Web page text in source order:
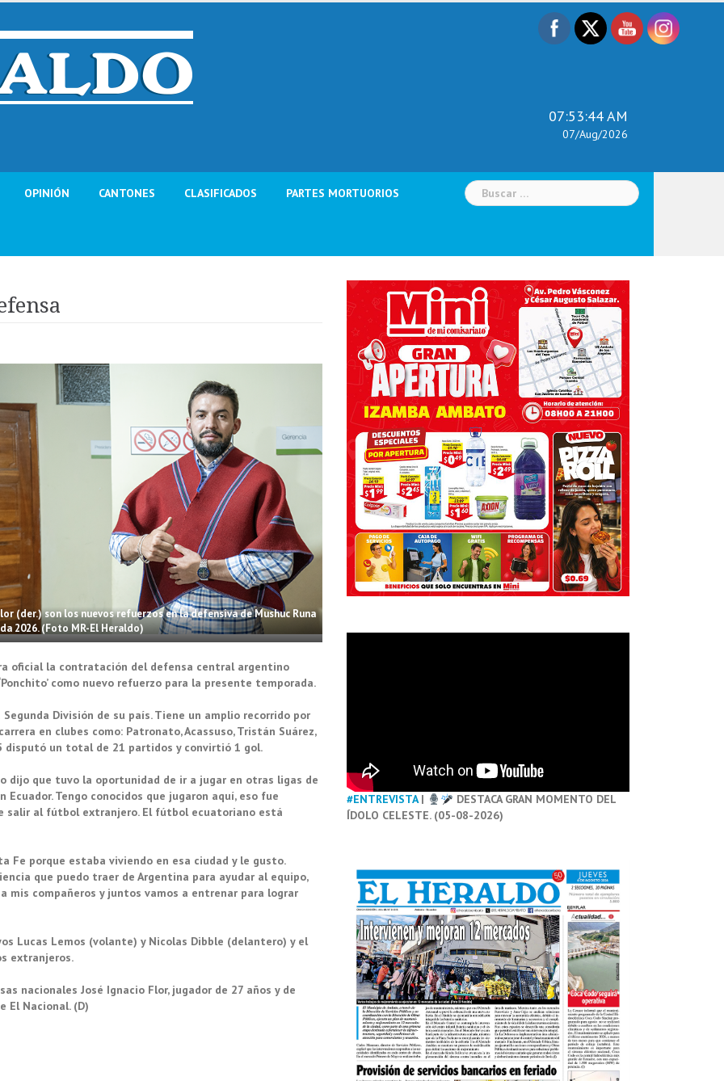
07:53:45 AM
07/Aug/2026
OPINIÓN CANTONES CLASIFICADOS PARTES MORTUORIOS Buscar:
(der.) son los nuevos refuerzos en la defensiva de Mushuc Runa
2026. (Foto MR-El Heraldo)
oficial la contratación del defensa central argentino
como nuevo refuerzo para la presente temporada.
División de su país. Tiene un amplio recorrido por
en clubes como: Patronato, Acassuso, Tristán Suárez,
disputó un total de 21 partidos y convirtió 1 gol.
dijo que tuvo la oportunidad de ir a jugar en otras ligas de
Tengo conocidos que jugaron aquí, eso fue
salir al fútbol extranjero. El fútbol ecuatoriano está
Fe porque estaba viviendo en esa ciudad y le gusto.
que puedo traer de Argentina para ayudar al equipo,
mis compañeros y juntos vamos a entrenar para lograr
Lucas Lemos (volante) y Nicolas Dibble (delantero) y el
extranjeros.
nacionales José Ignacio Flor, jugador de 27 años y de
El Nacional. (D)
#ENTREVISTA|
DESTACA GRAN MOMENTO DEL
ÍDOLO CELESTE. (05-08-2026)